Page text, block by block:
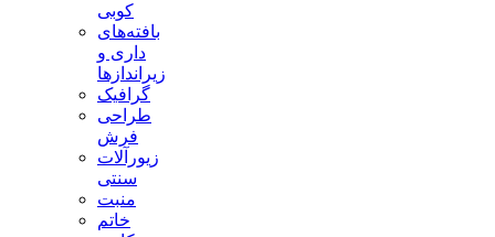
کوبی
بافته‌های
داری و
زیراندازها
گرافیک
طراحی
فرش
زیورآلات
سنتی
منبت
خاتم